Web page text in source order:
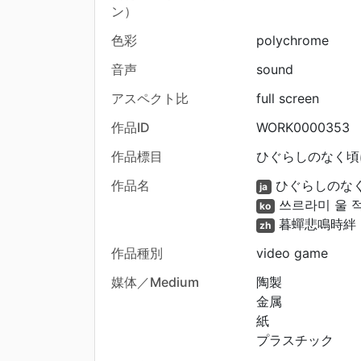
ン）
色彩
polychrome
音声
sound
アスペクト比
full screen
作品ID
WORK0000353
作品標目
ひぐらしのなく
作品名
ja ひぐらしのな
ko 쓰르라미 울
zh
暮蟬悲鳴時絆
作品種別
video game
媒体／Medium
陶製
金属
紙
プラスチック